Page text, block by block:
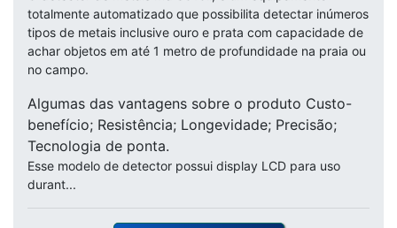
totalmente automatizado que possibilita detectar inúmeros
tipos de metais inclusive ouro e prata com capacidade de
achar objetos em até 1 metro de profundidade na praia ou
no campo.
Algumas das vantagens sobre o produto Custo-
benefício; Resistência; Longevidade; Precisão;
Tecnologia de ponta.
Esse modelo de detector possui display LCD para uso
durant...